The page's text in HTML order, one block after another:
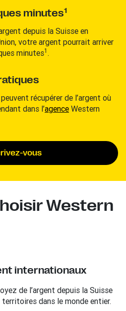
minutes1
depuis la Suisse en
votre argent pourrait arriver
minutes1 .
récupérer de l’argent où
dans l’agence Western
vous
Western
internationaux
de l’argent depuis la Suisse
dans le monde entier.